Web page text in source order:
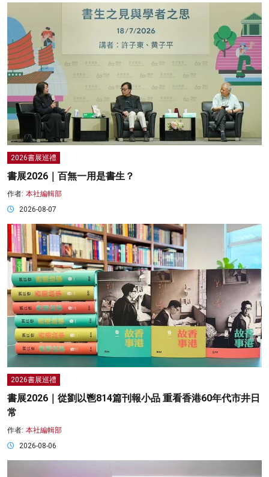
2026書展巡禮
書展2026｜百無一用是書生？
作者: 本社編輯部
2026-08-07
2026書展巡禮
書展2026｜從劉以鬯814篇刊報小品 重看香港60年代市井日
常
作者: 本社編輯部
2026-08-06